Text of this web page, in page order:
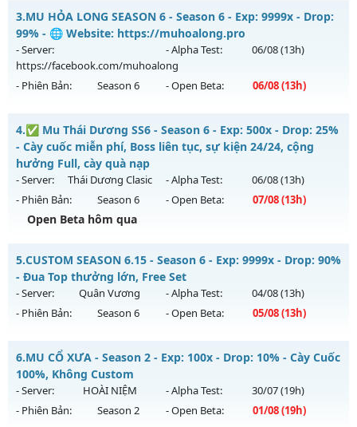
Kiểu reset: Non Reset
Thể loại: Mu Nguyên bản Webzen
Antihack: XShield
Dragon Season 6.3 - Sever Khắc Chế Mu Hút Máu AE ơi
Mu mới ra tháng 08 2026 - Mở máy chủDragon
ngày 04/08/2626
Exp: 500x - Drop: 20%
Thể loại: Mu Nguyên bản Webzen
Antihack: Antihack
3.MU HỎA LONG SEASON 6 - Season 6 - Exp: 9999x - Drop:
99% - 🌐 Website: https://muhoalong.pro
- Server:
https://facebook.com/muhoalong
- Alpha Test: 06/08(13h)
- Phiên Bản: Season 6 - Open Beta: 06/08(13h)
MU HỎA LONG SEASON 6 - 🌐 Website:
https://muhoalong.pro
Mu mới ra tháng 08 2026 - Mở máy chủ
https://facebook.com/muhoalongvào 13h ngày
06/08/2626
Exp: 9999x - Drop: 99%
Thể loại: Mu Nguyên bản Webzen
Antihack: XShield
4.✅ Mu Thái Dương SS6 - Season 6 - Exp: 500x - Drop: 25%
- Cày cuốc miễn phí, Boss liên tục, sự kiện 24/24, cộng
hưởng Full, cày quà nạp
- Server: Thái Dương Clasic - Alpha Test: 06/08(13h)
- Phiên Bản:
Season 6 - Open Beta: 07/08(13h)
Open Beta hôm qua
sự kiện 24/24, cộng hưởng Full, cày quà nạp
Mu mới ra tháng 08 2026 - Mở máy chủ
Thái Dương Clasic
vào 13h ngày 07/08/2626
Kiểu reset: Reset In Game
Thể loại: Mu Nguyên bản Webzen
Antihack: VIP SHIELD
5.CUSTOM SEASON 6.15 - Season 6 - Exp: 9999x - Drop: 90%
- Đua Top thưởng lớn, Free Set
- Server: Quân Vương - Alpha Test: 04/08(13h)
- Phiên Bản:
Season 6 - Open Beta: 05/08(13h)
CUSTOM SEASON 6.15 - Đua Top thưởng lớn, Free Set
Mu mới ra tháng 08 2026 - Mở máy chủ
13h ngày 05/08/2626
Exp: 9999x - Drop: 90%
6.MU CỔ XƯA - Season 2 - Exp: 100x - Drop: 10% - Cày Cuốc
100%, Không Custom
- Server: HOÀI NIỆM - Alpha Test: 30/07(19h)
- Phiên Bản:
Season 2 - Open Beta: 01/08(19h)